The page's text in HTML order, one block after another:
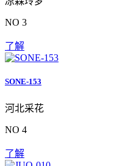
NO 3
了解
SONE-153
河北采花
NO 4
了解